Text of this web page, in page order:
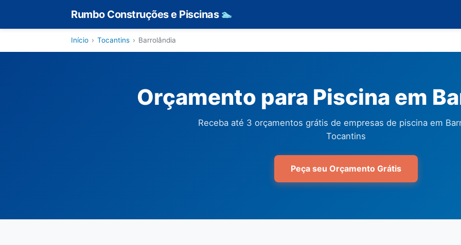
Rumbo Construções e Piscinas 🏊
Início › Tocantins › Barrolândia
Orçamento para Piscina em
Receba até 3 orçamentos grátis de empresas de piscina em
Tocantins
Peça seu Orçamento Grátis